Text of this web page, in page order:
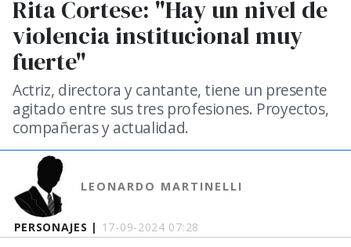
PERSONAJES | 17-09-2024 07:28
Rita Cortese: "Hay un nivel de
violencia institucional muy
fuerte"
Actriz, directora y cantante, tiene un presente
agitado entre sus tres profesiones. Proyectos,
compañeras y actualidad.
LEONARDO MARTINELLI